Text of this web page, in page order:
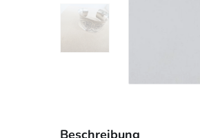
Beschreibung